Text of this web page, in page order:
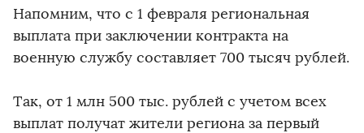
Напомним, что с 1 февраля региональная
выплата при заключении контракта на
военную службу составляет 700 тысяч рублей.
Так, от 1 млн 500 тыс. рублей с учетом всех
выплат получат жители региона за первый